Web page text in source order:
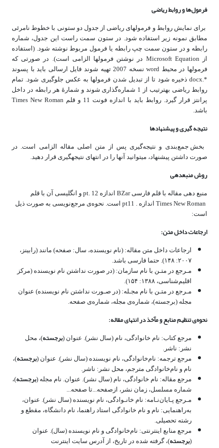
فرمول‌ها و روابط ریاضی
برای نمایش روابط و فرمول­های ریاضی از جدول دو ستونی با خطوط نامرئی
مطابق نمونه زیر استفاده شود. در ستون سمت راست این جدول، شماره
رابطه و در ستون سمت چپ رابطه یا فرمول مربوط نوشته شود. (استفاده
از Microsoft Equation در نوشتن فرمول­ها الزامی است). در صورتی که
فرمول­ها در محیط word نسخه 2007 تهیه شوند فایل ارسالی باید با پسوند
*.docx ذخیره شود تا از تبدیل شدن فرمول­ها به عکس جلوگیری شود. تمام
روابط ریاضی به‎ترتیب از 1 شماره‌گذاری شوند و شمارۀ هر رابطه در داخل
پرانتز قرار گیرد. روابط باید با اندازه فونت 11 و قلم Times New Roman
باشد.
نتیجه­ گیری و پیشنهادها
بخش جمع‌بندی و نتیجه‌گیری پس از متن اصلی مقاله الزامی است. در
صورت داشتن پیشنهاد، می‎توانید آنها را در انتهای نتیجه‎گیری قرار دهید.
روش منبع‎دهی
‎منبع دهی مقاله با قلم فارسی BZar اندازه pt. 12 و انگلیسی آن با قلم
Times New Roman اندازه . pt11 است. نحوه‌ی مرجع‌نویسی به صورت ذیل
است:
ارجاعات داخل متن:
ارجاعات داخل متن مقاله: (نام نویسنده، سال: صفحه) مانند (رابینز،
۲۰۰۷: ۱۴۸). حتما فارسی باشد.
مـرجع در متـن با نام سازمان: (در صورت نداشتن نام نویسنده (مرکز
اقلیم‌شناسی، ۱۳۸۸: ۱۵۴).
مـرجع در متـن با نام مجـله: (در صـورت نداشتن نام نویسنده) عنوان
مجله (برجسته)، شماره‌ی مجله، شماره‌ی صفحه.
نحوه‌ی تنظیم منابع و مآخذ در انتهای مقاله:
مرجع کتاب: نام خانوادگی، نام (سال نشر). عنوان (برجسته)، محل
نشر: ناشر.
مرجع ترجمه: نام‌خانوادگی، نام نویسنده (سال نشر). عنوان (برجسته)،
نام و نام‌خانوادگی مترجم، محل نشر: ناشر.
مرجع مقاله: نام خانوادگی، نام (سال نشر). عنوان. نام مجله (برجسته)،
شماره مسلسل، زمان نشر، ازصفحه...تا صفحه...
مـرجع پـایان‌نـامه: نام خانـوادگی، نام نویسنده (سال نشر). عنوان،
به‌راهنمایی: نام و نام خانوادگی استاد راهنما، نام دانشگاه، مقطع و
رشته تحصیلی.
مرجع منابع اینترنتی: نام‌خانوادگی و نام نویسنده (سال). عنوان
(برجسته)، گرفته شده در تاریخ، از آدرس سایت اینترنت